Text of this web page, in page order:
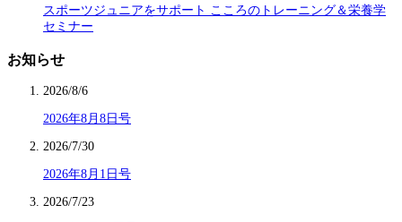
スポーツジュニアをサポート こころのトレーニング＆栄養学
セミナー
お知らせ
2026/8/6
2026年8月8日号
2026/7/30
2026年8月1日号
2026/7/23